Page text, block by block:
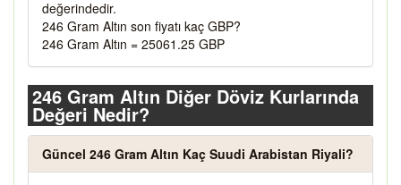
değerindedir.
246 Gram Altın son fiyatı kaç GBP?
246 Gram Altın = 25061.25 GBP
246 Gram Altın Diğer Döviz Kurlarında
Değeri Nedir?
Güncel 246 Gram Altın Kaç Suudi Arabistan Riyali?